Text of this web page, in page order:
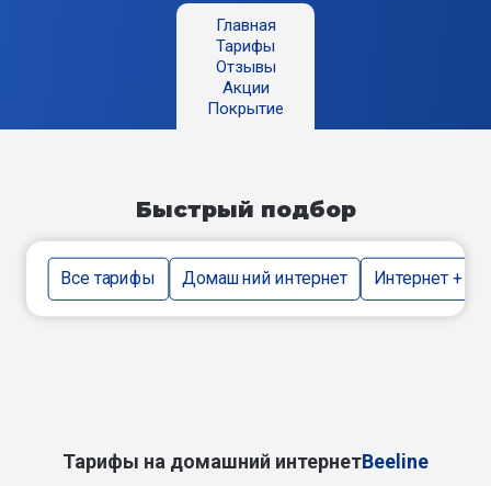
Главная
Тарифы
Отзывы
Акции
Покрытие
Быстрый подбор
Все тарифы Домашний интернет Интернет + тв
Тарифы на домашний интернетBeeline